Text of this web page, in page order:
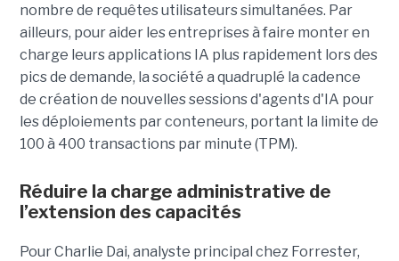
nombre de requêtes utilisateurs simultanées. Par
ailleurs, pour aider les entreprises à faire monter en
charge leurs applications IA plus rapidement lors des
pics de demande, la société a quadruplé la cadence
de création de nouvelles sessions d'agents d'IA pour
les déploiements par conteneurs, portant la limite de
100 à 400 transactions par minute (TPM).
Réduire la charge administrative de
l’extension des capacités
Pour Charlie Dai, analyste principal chez Forrester,